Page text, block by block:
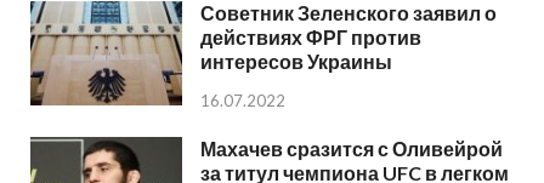
Советник Зеленского заявил о
действиях ФРГ против
интересов Украины
16.07.2022
Махачев сразится с Оливейрой
за титул чемпиона UFC в легком